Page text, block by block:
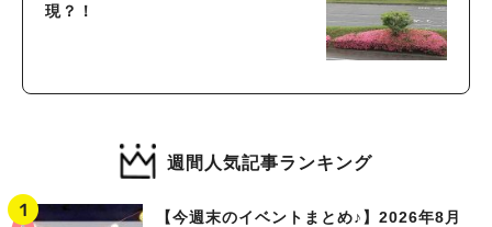
現？！
週間人気記事ランキング
【今週末のイベントまとめ♪】2026年8月